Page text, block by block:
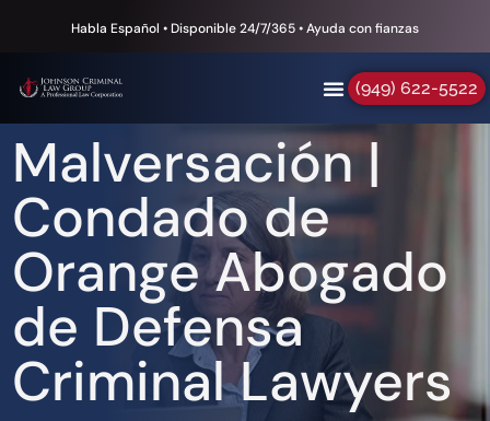
Habla Español • Disponible 24/7/365 • Ayuda con fianzas
(949) 622-5522
Malversación |
Condado de
Orange Abogado
de Defensa
Criminal Lawyers